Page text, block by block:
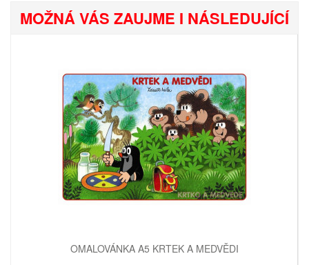
MOŽNÁ VÁS ZAUJME I NÁSLEDUJÍCÍ
OMALOVÁNKA A5 KRTEK A MEDVĚDI